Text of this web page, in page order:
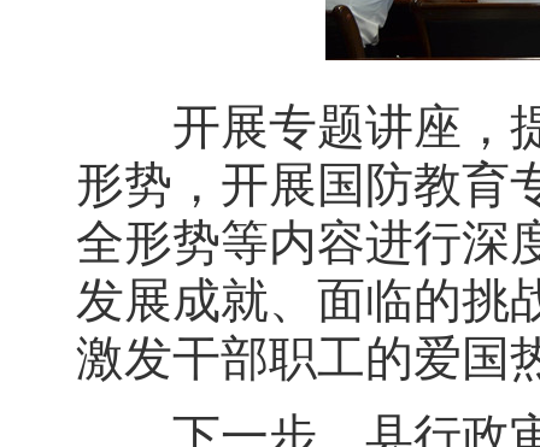
开展专题讲座，提
形势，开展国防教育
全形势等内容进行深
发展成就、面临的挑
激发干部职工的爱国